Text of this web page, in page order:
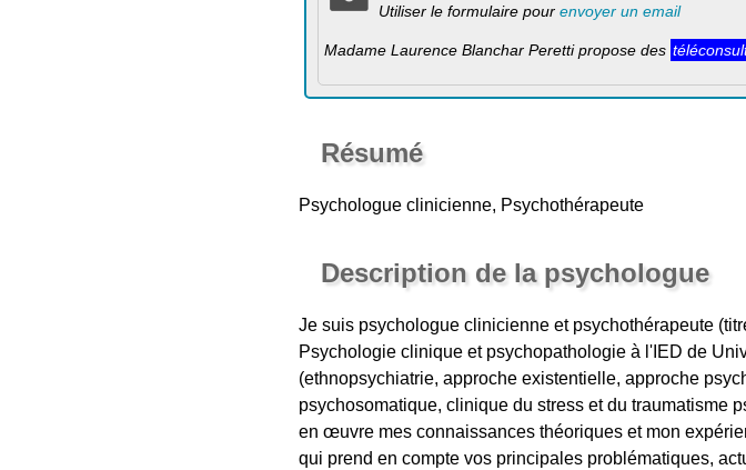
Utiliser le formulaire pourenvoyer un email
Madame Laurence Blanchar Peretti propose des
Résumé
Psychologue clinicienne, Psychothérapeute
Description de la psychologue
Je suis psychologue clinicienne et psychothérapeute
Psychologie clinique et psychopathologie à l'IED de
(ethnopsychiatrie, approche existentielle, approche
psychosomatique, clinique du stress et du traumatisme
en œuvre mes connaissances théoriques et mon
qui prend en compte vos principales problématiques,